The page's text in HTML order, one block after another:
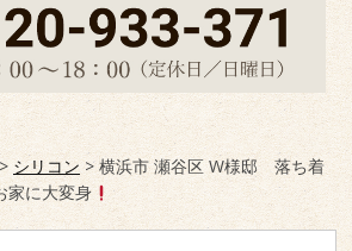
シリコン > 横浜市 瀬谷区 W様邸 落ち着
家に大変身